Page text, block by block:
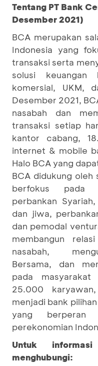
Tentang PT Bank
Desember 2021)
BCA merupakan
Indonesia yang
transaksi serta
solusi keuangan
komersial, UKM,
Desember 2021,
nasabah dan
transaksi setiap
kantor cabang,
internet & mobile
Halo BCA yang
BCA didukung oleh
berfokus pada
perbankan
dan jiwa,
dan pemodal
membangun
nasabah,
Bersama, dan
pada
25.000
menjadi bank
yang berperan
perekonomian
Untuk
menghubungi: